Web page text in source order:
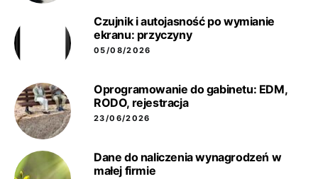
Czujnik i autojasność po wymianie
ekranu: przyczyny
05/08/2026
Oprogramowanie do gabinetu: EDM,
RODO, rejestracja
23/06/2026
Dane do naliczenia wynagrodzeń w
małej firmie